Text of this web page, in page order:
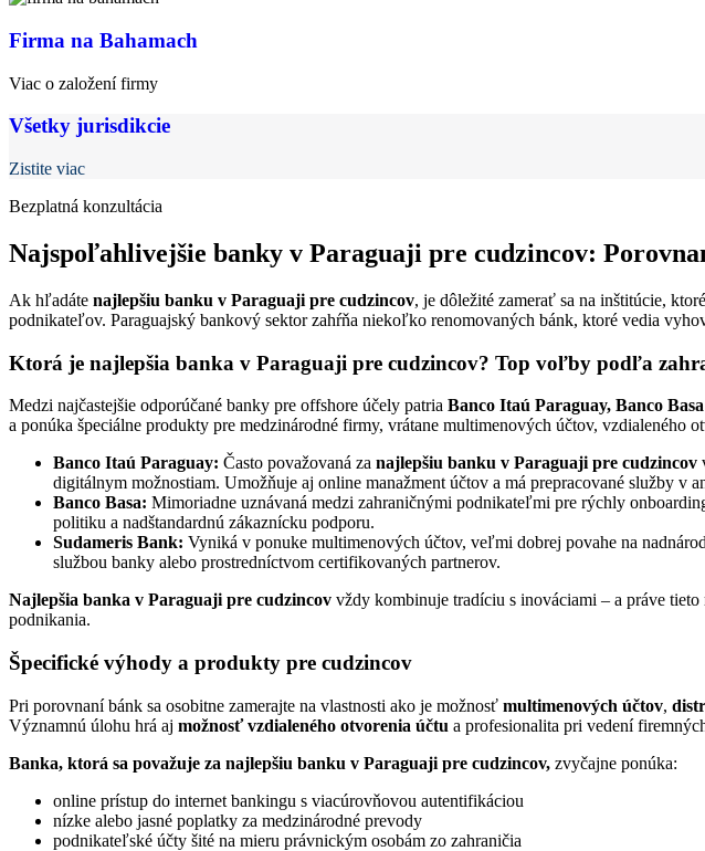
Firma na Bahamach
Viac o založení firmy
Všetky jurisdikcie
Zistite viac
Bezplatná konzultácia
Najspoľahlivejšie banky v Paraguaji pre cudzincov:
Ak hľadáte najlepšiu banku v Paraguaji pre cudzincov, je dôležité zamerať sa na inštitúcie,
podnikateľov. Paraguajský bankový sektor zahŕňa niekoľko renomovaných bánk, ktoré vedia
Ktorá je najlepšia banka v Paraguaji pre cudzincov? Top voľby podľa
Medzi najčastejšie odporúčané banky pre offshore účely patria Banco Itaú Paraguay, Banco Basa
a ponúka špeciálne produkty pre medzinárodné firmy, vrátane multimenových účtov, vzdialeného
Banco Itaú Paraguay: Často považovaná za najlepšiu banku v Paraguaji pre cudzincov
digitálnym možnostiam. Umožňuje aj online manažment účtov a má prepracované služby v
Banco Basa: Mimoriadne uznávaná medzi zahraničnými podnikateľmi pre rýchly
politiku a nadštandardnú zákaznícku podporu.
Sudameris Bank: Vyniká v ponuke multimenových účtov, veľmi dobrej povahe na
službou banky alebo prostredníctvom certifikovaných partnerov.
Najlepšia banka v Paraguaji pre cudzincov vždy kombinuje tradíciu s inováciami – a práve
podnikania.
Špecifické výhody a produkty pre cudzincov
Pri porovnaní bánk sa osobitne zamerajte na vlastnosti ako je možnosť multimenových účtov,
Významnú úlohu hrá aj možnosť vzdialeného otvorenia účtu a profesionalita pri vedení
Banka, ktorá sa považuje za najlepšiu banku v Paraguaji pre cudzincov, zvyčajne ponúka:
online prístup do internet bankingu s viacúrovňovou autentifikáciou
nízke alebo jasné poplatky za medzinárodné prevody
podnikateľské účty šité na mieru právnickým osobám zo zahraničia